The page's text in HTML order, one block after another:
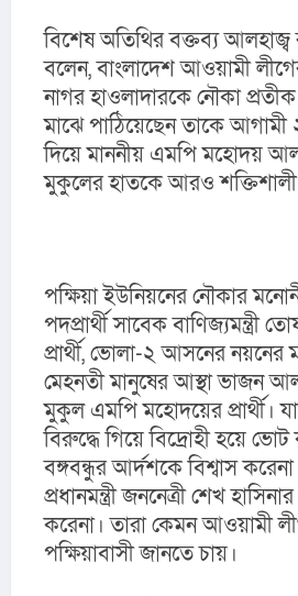
বিশেষ অতিথির বক্তব্য
বলেন, বাংলাদেশ আওয়ামী
নাগর হাওলাদারকে নৌকা
মাঝে পাঠিয়েছেন তাকে
দিয়ে মাননীয় এমপি মহোদয়
মুকুলের হাতকে আরও
পক্ষিয়া ইউনিয়নের নৌকার
পদপ্রার্থী সাবেক বাণিজ্যমন্ত্রী
প্রার্থী, ভোলা-২ আসনের নয়নের
মেহনতী মানুষের আস্থা ভাজন
মুকুল এমপি মহোদয়ের প্রার্থী।
বিরুদ্ধে গিয়ে বিদ্রোহী হয়ে
বঙ্গবন্ধুর আর্দশকে বিশ্বাস
প্রধানমন্ত্রী জননেত্রী শেখ
করেনা। তারা কেমন আওয়ামী
পক্ষিয়াবাসী জানতে চায়।